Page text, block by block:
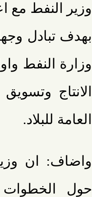
وزير النفط مع
بهدف تبادل
وزارة النفط
الانتاج
العامة للبلاد.
واضاف: ان
حول الخطوات